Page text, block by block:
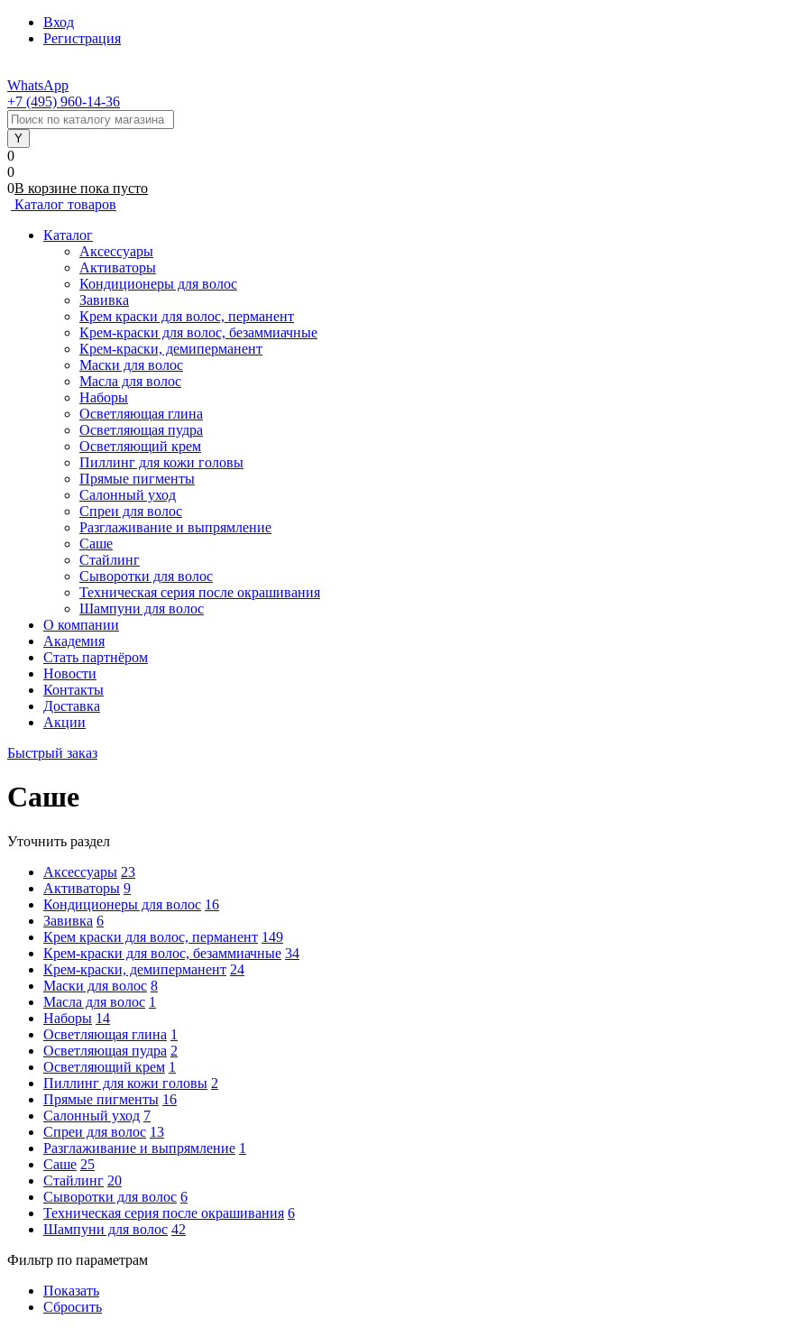
Вход
Регистрация
WhatsApp
+7 (495) 960-14-36
0
0
0В корзине пока пусто
Каталог товаров
Каталог
Аксессуары
Активаторы
Кондиционеры для волос
Завивка
Крем краски для волос, перманент
Крем-краски для волос, безаммиачные
Крем-краски, демиперманент
Маски для волос
Масла для волос
Наборы
Осветляющая глина
Осветляющая пудра
Осветляющий крем
Пиллинг для кожи головы
Прямые пигменты
Салонный уход
Спреи для волос
Разглаживание и выпрямление
Саше
Стайлинг
Сыворотки для волос
Техническая серия после окрашивания
Шампуни для волос
О компании
Академия
Стать партнёром
Новости
Контакты
Доставка
Акции
Быстрый заказ
Саше
Уточнить раздел
Аксессуары 23
Активаторы 9
Кондиционеры для волос 16
Завивка 6
Крем краски для волос, перманент 149
Крем-краски для волос, безаммиачные 34
Крем-краски, демиперманент 24
Маски для волос 8
Масла для волос 1
Наборы 14
Осветляющая глина 1
Осветляющая пудра 2
Осветляющий крем 1
Пиллинг для кожи головы 2
Прямые пигменты 16
Салонный уход 7
Спреи для волос 13
Разглаживание и выпрямление 1
Саше 25
Стайлинг 20
Сыворотки для волос 6
Техническая серия после окрашивания 6
Шампуни для волос 42
Фильтр по параметрам
Показать
Сбросить